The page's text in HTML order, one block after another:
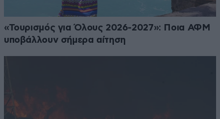
«Τουρισμός για Όλους 2026-2027»: Ποια ΑΦΜ
υποβάλλουν σήμερα αίτηση